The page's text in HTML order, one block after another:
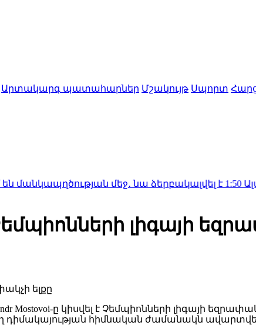
Արտակարգ պատահարներ Մշակույթ Սպորտ
մեջ․ նա ձերբակալվել է1:50Ալսուն
լիգայի
Mostovoi-ը կիսվել է Չեմպիոնների լիգայի
դիմակայության հիմնական ժամանակն